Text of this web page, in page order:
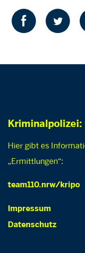
Kriminalpolizei:
Hier gibt es
„Ermittlungen“:
team110.nrw/kripo
Impressum
Datenschutz